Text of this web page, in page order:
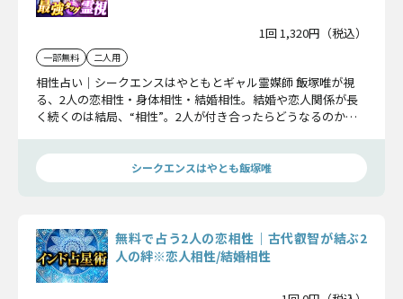
1回 1,320円（税込）
一部無料 二人用
相性占い｜シークエンスはやともとギャル霊媒師 飯塚唯が視
る、2人の恋相性・身体相性・結婚相性。結婚や恋人関係が長
く続くのは結局、“相性”。2人が付き合ったらどうなるのか、
事な2人の相性を霊視で占います。
シークエンスはやとも飯塚唯
無料で占う2人の恋相性｜古代叡智が結ぶ2
人の絆※恋人相性/結婚相性